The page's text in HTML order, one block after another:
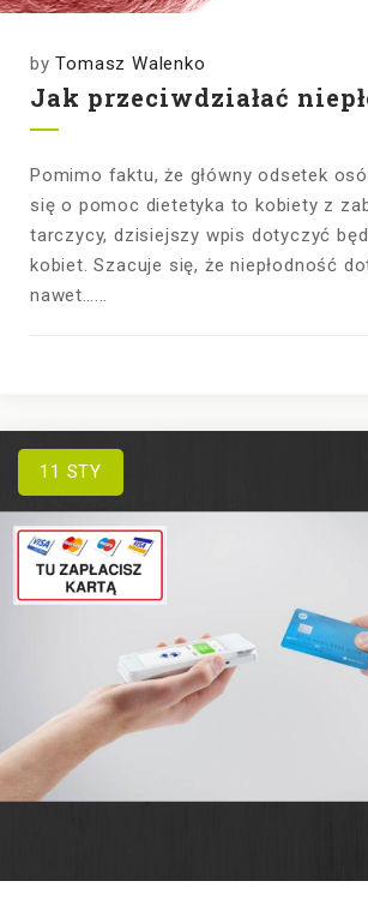
byTomasz Walenko
Jak przeciwdziałać
Pomimo faktu, że główny odsetek
się o pomoc dietetyka to kobiety z
tarczycy, dzisiejszy wpis dotyczyć
kobiet. Szacuje się, że niepłodność
nawet…...
11 STY